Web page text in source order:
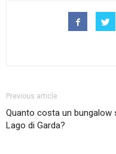
Previous article
Quanto costa un bungalow
Lago di Garda?